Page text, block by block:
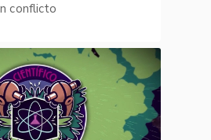
conflicto